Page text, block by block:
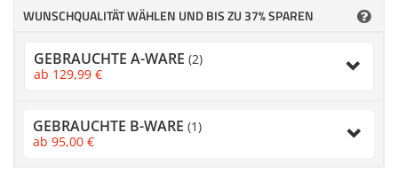
Zubehör
Merkzettel
WUNSCHQUALITÄT WÄHLEN UND BIS ZU 37% SPAREN
GEBRAUCHTE A-WARE (2)
ab 129,99 €
GEBRAUCHTE B-WARE (1)
ab 95,00 €